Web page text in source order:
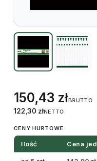
150,43 złBRUTTO
122,30 złNETTO
CENY HURTOWE
Ilość Cena